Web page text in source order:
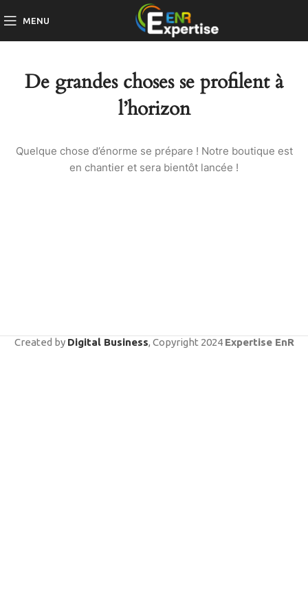
MENU
De grandes choses se profilent à
l’horizon
Quelque chose d’énorme se prépare ! Notre boutique est
en chantier et sera bientôt lancée !
Created by Digital Business, Copyright 2024 Expertise EnR